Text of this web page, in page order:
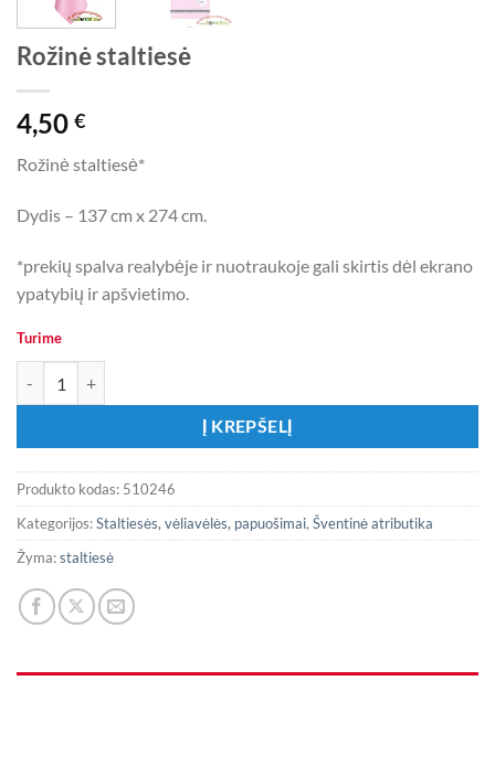
Rožinė staltiesė
4,50 €
Rožinė staltiesė*
Dydis – 137 cm x 274 cm.
*prekių spalva realybėje ir nuotraukoje gali skirtis dėl ekrano
ypatybių ir apšvietimo.
Turime
Į KREPŠELĮ
Produkto kodas: 510246
Kategorijos:Staltiesės, vėliavėlės, papuošimai, Šventinė atributika
Žyma:staltiesė